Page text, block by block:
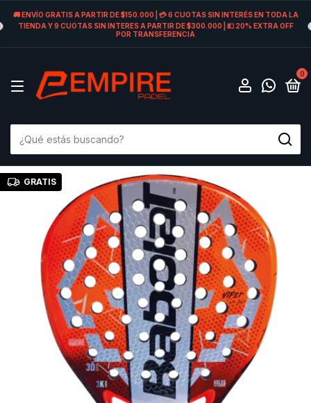
🚚 ENVÍO GRATIS A PARTIR DE $150.000 | 💳 6 CUOTAS SIN INTERÉS EN TODA LA
TIENDA Y 9 CUOTAS SIN INTERES A PARTIR DE $300.000 | 💵 20% EXTRA OFF
POR TRANSFERENCIA
0
GRATIS